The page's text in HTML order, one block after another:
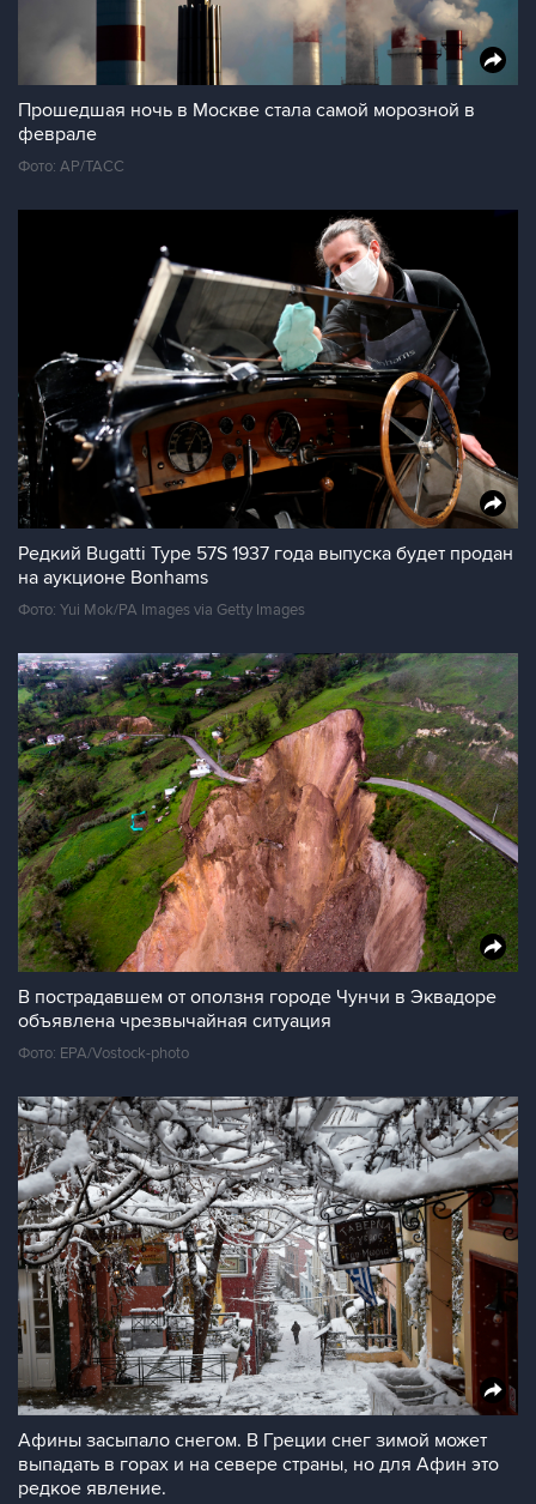
Прошедшая ночь в Москве стала самой морозной в
феврале
Фото: AP/ТАСС
Редкий Bugatti Type 57S 1937 года выпуска будет продан
на аукционе Bonhams
Фото: Yui Mok/PA Images via Getty Images
В пострадавшем от оползня городе Чунчи в Эквадоре
объявлена чрезвычайная ситуация
Фото: EPA/Vostock-photo
Афины засыпало снегом. В Греции снег зимой может
выпадать в горах и на севере страны, но для Афин это
редкое явление.